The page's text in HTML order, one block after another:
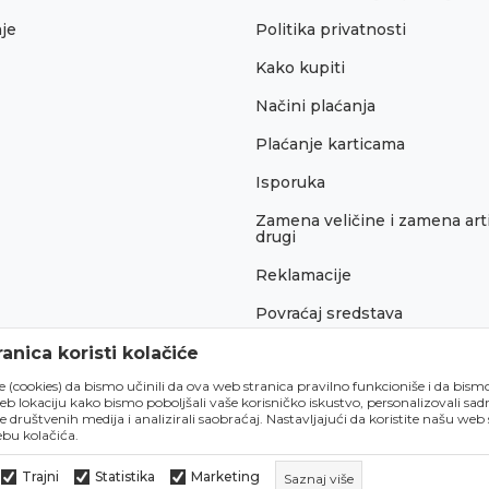
Politika privatnosti
Kako kupiti
Načini plaćanja
Plaćanje karticama
Isporuka
Zamena veličine i zamena
drugi
Reklamacije
Povraćaj sredstava
koristi kolačiće
(cookies) da bismo učinili da ova web stranica pravilno funkcioniše i da
lokaciju kako bismo poboljšali vaše korisničko iskustvo, personalizovali
društvenih medija i analizirali saobraćaj. Nastavljajući da koristite našu web
kolačića.
Trajni Statistika Marketing Saznaj više